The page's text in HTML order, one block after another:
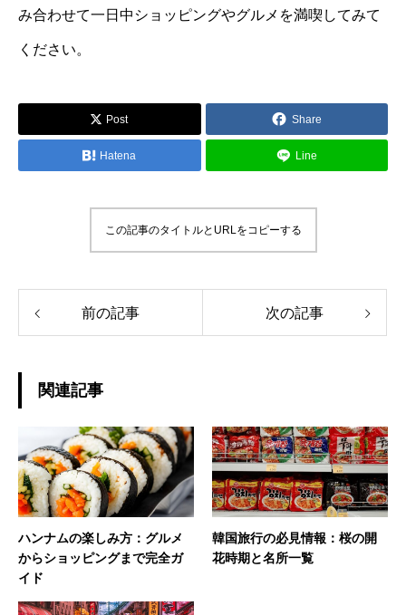
み合わせて一日中ショッピングやグルメを満喫してみて
ください。
Post Share
Hatena Line
この記事のタイトルとURLをコピーする
前の記事 次の記事
関連記事
ハンナムの楽しみ方：グルメ
からショッピングまで完全ガ
イド
韓国旅行の必見情報：桜の開
花時期と名所一覧